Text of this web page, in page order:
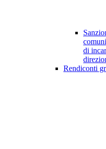
di
Rendiconti